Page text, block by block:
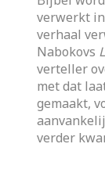
verwerkt
verhaal
Nabokovs
verteller
met dat
gemaakt,
verder